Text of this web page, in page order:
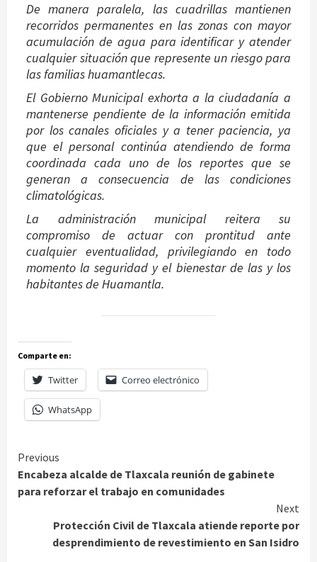
De manera paralela, las cuadrillas mantienen
recorridos permanentes en las zonas con mayor
acumulación de agua para identificar y atender
cualquier situación que represente un riesgo para
las familias huamantlecas.
El Gobierno Municipal exhorta a la ciudadanía a
mantenerse pendiente de la información emitida
por los canales oficiales y a tener paciencia, ya
que el personal continúa atendiendo de forma
coordinada cada uno de los reportes que se
generan a consecuencia de las condiciones
climatológicas.
La administración municipal reitera su
compromiso de actuar con prontitud ante
cualquier eventualidad, privilegiando en todo
momento la seguridad y el bienestar de las y los
habitantes de Huamantla.
Comparte en:
Twitter Correo electrónico
WhatsApp
Continue
Reading
Previous
Encabeza alcalde de Tlaxcala reunión de gabinete
para reforzar el trabajo en comunidades
Next
Protección Civil de Tlaxcala atiende reporte por
desprendimiento de revestimiento en San Isidro